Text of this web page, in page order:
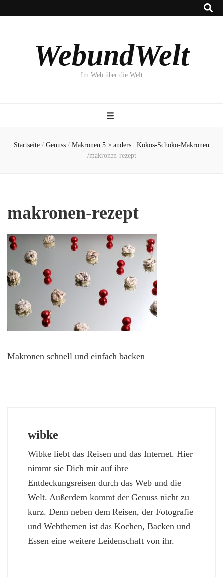
WebundWelt
Im Web über die Welt
Startseite / Genuss / Makronen 5 × anders | Kokos-Schoko-Makronen
/makronen-rezept
makronen-rezept
Makronen schnell und einfach backen
wibke
Wibke liebt das Reisen und das Internet. Hier
nimmt sie Dich mit auf ihre
Entdeckungsreisen durch das Web und die
Welt. Außerdem kommt der Genuss nicht zu
kurz. Denn neben dem Reisen, der Fotografie
und Webthemen ist das Kochen, Backen und
Essen eine weitere Leidenschaft von ihr.